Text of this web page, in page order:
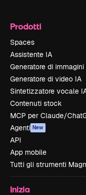
Prodotti
Spaces
Assistente IA
Generatore di immagini
Generatore di video IA
Sintetizzatore vocale
Contenuti stock
MCP per Claude/
Agenti New
API
App mobile
Tutti gli strumenti
Inizia